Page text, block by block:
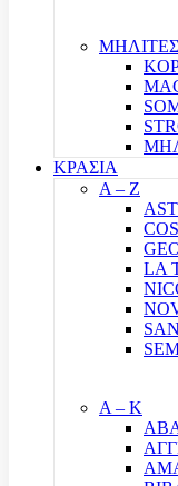
ΜΗΛΙΤΕΣ
ΚΡΑΣΙΑ
A – Z
LA
Α – Κ